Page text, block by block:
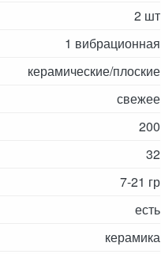
2 шт
1 вибрационная
керамические/плоские
свежее
200
32
7-21 гр
есть
керамика